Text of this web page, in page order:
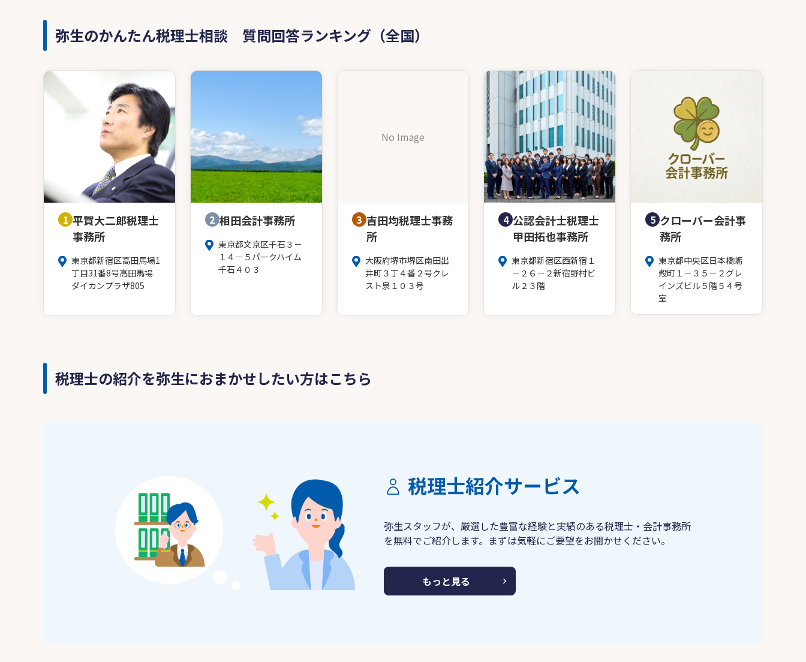
弥生のかんたん税理士相談 質問回答ランキング（全国）
1 平賀大二郎税理士
事務所
東京都新宿区高田馬場1
丁目31番8号高田馬場
ダイカンプラザ805
2 相田会計事務所
東京都文京区千石３－
１４－５パークハイム
千石４０３
No Image
3 吉田均税理士事務
所
大阪府堺市堺区南田出
井町３丁４番２号クレ
スト泉１０３号
4 公認会計士税理士
甲田拓也事務所
東京都新宿区西新宿１
－２６－２新宿野村ビ
ル２３階
5 クローバー会計事
務所
東京都中央区日本橋蛎
殻町１－３５－２グレ
インズビル５階５４号
室
税理士の紹介を弥生におまかせしたい方はこちら
税理士紹介サービス
弥生スタッフが、厳選した豊富な経験と実績のある税理士・会計事務所
を無料でご紹介します。まずは気軽にご要望をお聞かせください。
もっと見る